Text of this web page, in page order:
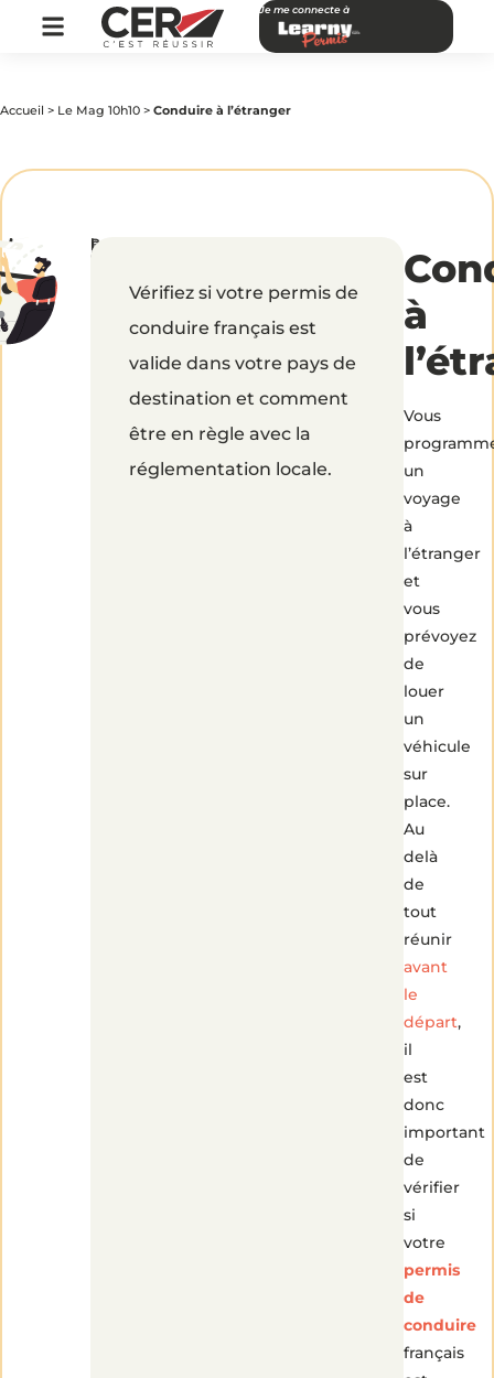
Je me connecte à
Accueil > Le Mag 10h10 > Conduire à l’étranger
Conduire
l’étranger
par
CER
|Publié
le
Vérifiez si votre permis de
conduire français est
valide dans votre pays de
destination et comment
être en règle avec la
réglementation locale.
à
Vous
un
voyage
à
l’étranger
et
vous
prévoyez
de
louer
un
véhicule
sur
place.
Au
delà
de
tout
réunir
avant
le
départ,
il
est
donc
important
de
vérifier
si
votre
permis
de
conduire
français